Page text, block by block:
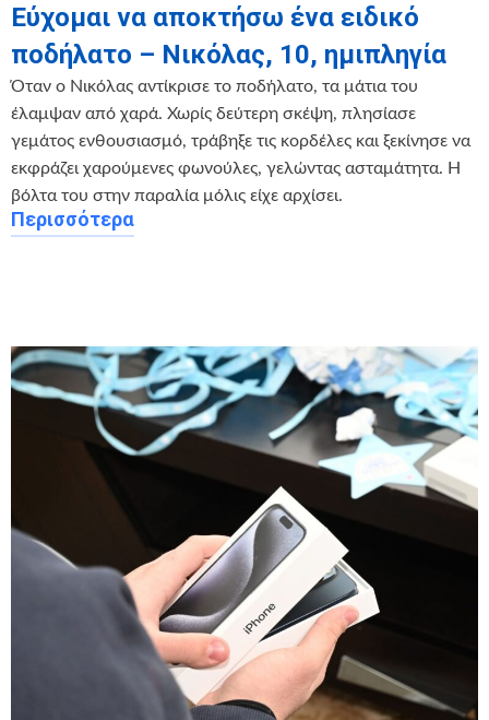
Εύχομαι να αποκτήσω ένα ειδικό
ποδήλατο – Νικόλας, 10, ημιπληγία
Όταν ο Νικόλας αντίκρισε το ποδήλατο, τα μάτια του
έλαμψαν από χαρά. Χωρίς δεύτερη σκέψη, πλησίασε
γεμάτος ενθουσιασμό, τράβηξε τις κορδέλες και ξεκίνησε να
εκφράζει χαρούμενες φωνούλες, γελώντας ασταμάτητα. Η
βόλτα του στην παραλία μόλις είχε αρχίσει.
Περισσότερα